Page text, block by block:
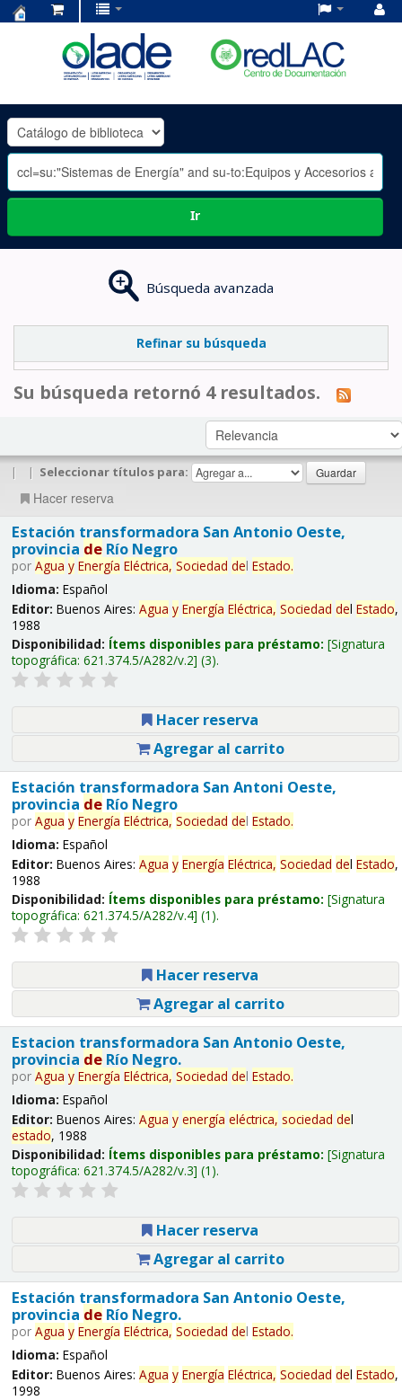
OLADE
-
Ir
Búsqueda avanzada
Refinar su búsqueda
Su búsqueda retornó 4 resultados.
| | Seleccionar títulos para:
Hacer reserva
Estación transformadora San Antonio Oeste,
provincia deRío Negro
por Agua y Energía Eléctrica, Sociedad del Estado.
Idioma: Español
Editor: Buenos Aires: Agua y Energía Eléctrica, Sociedad del Estado,
1988
Disponibilidad: Ítems disponibles para préstamo: Signatura
topográfica: 621.374.5/A282/v.2 (3).
Hacer reserva
Agregar al carrito
Estación transformadora San Antoni Oeste,
provincia deRío Negro
por Agua y Energía Eléctrica, Sociedad del Estado.
Idioma: Español
Editor: Buenos Aires: Agua y Energía Eléctrica, Sociedad del Estado,
1988
Disponibilidad: Ítems disponibles para préstamo: Signatura
topográfica: 621.374.5/A282/v.4 (1).
Hacer reserva
Agregar al carrito
Estacion transformadora San Antonio Oeste,
provincia deRío Negro.
por Agua y Energía Eléctrica, Sociedad del Estado.
Idioma: Español
Editor: Buenos Aires: Agua y energía eléctrica, sociedad del
estado, 1988
Disponibilidad: Ítems disponibles para préstamo: Signatura
topográfica: 621.374.5/A282/v.3 (1).
Hacer reserva
Agregar al carrito
Estación transformadora San Antonio Oeste,
provincia deRío Negro.
por Agua y Energía Eléctrica, Sociedad del Estado.
Idioma: Español
Editor: Buenos Aires: Agua y Energía Eléctrica, Sociedad del Estado,
1998